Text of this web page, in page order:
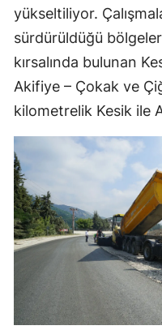
yükseltiliyor.
sürdürüldüğü
kırsalında bulunan
Akifiye – Çokak ve
kilometrelik Kesik ile